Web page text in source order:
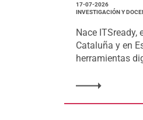
17-07-2026
INVESTIGACIÓN Y
Nace ITSready,
Cataluña y en
herramientas